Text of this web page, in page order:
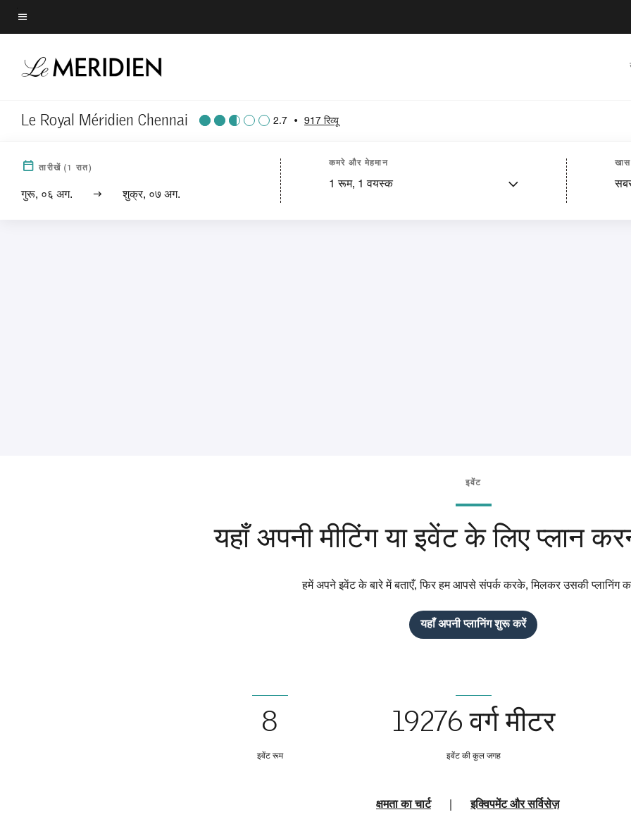
Skip
to
content
मेन्यू टेक्स्ट
Le Royal Méridien Chennai 2.7 • 917 रिव्यू
तारीखें (1 रात)
गुरू, ०६ अग. शुक्र, ०७ अग.
कमरे और मेहमान
1 रूम, 1 वयस्क
इवेंट
यहाँ अपनी मीटिंग या इवेंट के लिए प्लान
हमें अपने इवेंट के बारे में बताएँ, फिर हम आपसे संपर्क करके, मिलकर उसकी प्लानिंग
यहाँ अपनी प्लानिंग शुरू करें
8
इवेंट रूम
19276 वर्ग मीटर
इवेंट की कुल जगह
क्षमता का चार्ट इक्विपमेंट और सर्विसेज़